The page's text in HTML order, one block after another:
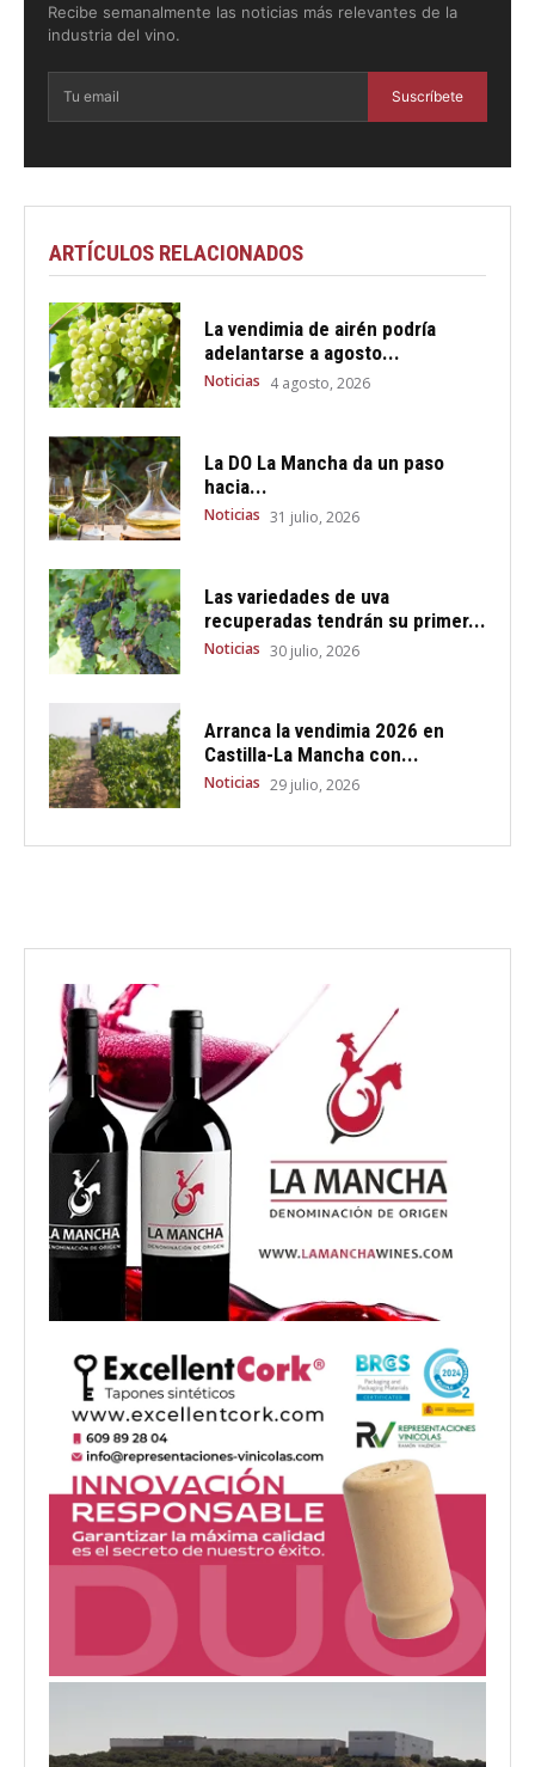
Recibe semanalmente las noticias más relevantes de la
industria del vino.
Suscríbete
ARTÍCULOS RELACIONADOS
La vendimia de airén podría
adelantarse a agosto...
Noticias 4 agosto, 2026
La DO La Mancha da un paso
hacia...
Noticias 31 julio, 2026
Las variedades de uva
recuperadas tendrán su primer...
Noticias 30 julio, 2026
Arranca la vendimia 2026 en
Castilla-La Mancha con...
Noticias 29 julio, 2026